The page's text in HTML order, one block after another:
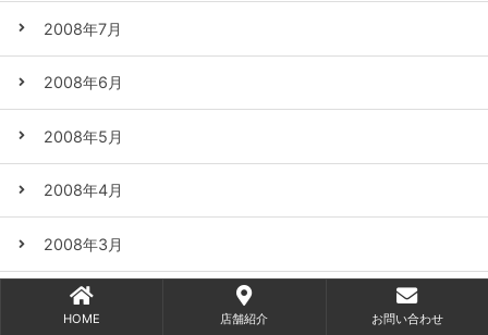
2008年7月
2008年6月
2008年5月
2008年4月
2008年3月
2008年2月
HOME 店舗紹介 お問い合わせ